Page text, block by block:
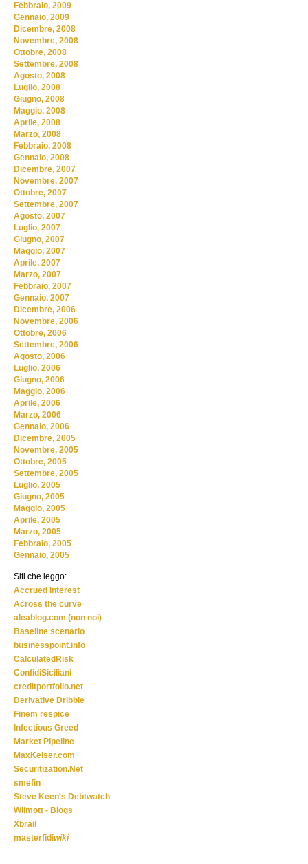
Febbraio, 2009
Gennaio, 2009
Dicembre, 2008
Novembre, 2008
Ottobre, 2008
Settembre, 2008
Agosto, 2008
Luglio, 2008
Giugno, 2008
Maggio, 2008
Aprile, 2008
Marzo, 2008
Febbraio, 2008
Gennaio, 2008
Dicembre, 2007
Novembre, 2007
Ottobre, 2007
Settembre, 2007
Agosto, 2007
Luglio, 2007
Giugno, 2007
Maggio, 2007
Aprile, 2007
Marzo, 2007
Febbraio, 2007
Gennaio, 2007
Dicembre, 2006
Novembre, 2006
Ottobre, 2006
Settembre, 2006
Agosto, 2006
Luglio, 2006
Giugno, 2006
Maggio, 2006
Aprile, 2006
Marzo, 2006
Gennaio, 2006
Dicembre, 2005
Novembre, 2005
Ottobre, 2005
Settembre, 2005
Luglio, 2005
Giugno, 2005
Maggio, 2005
Aprile, 2005
Marzo, 2005
Febbraio, 2005
Gennaio, 2005
Siti che leggo:
Accrued Interest
Across the curve
aleablog.com (non noi)
Baseline scenario
businesspoint.info
CalculatedRisk
ConfidiSiciliani
creditportfolio.net
Derivative Dribble
Finem respice
Infectious Greed
Market Pipeline
MaxKeiser.com
Securitization.Net
smefin
Steve Keen's Debtwatch
Wilmott - Blogs
Xbrail
masterfidiwiki